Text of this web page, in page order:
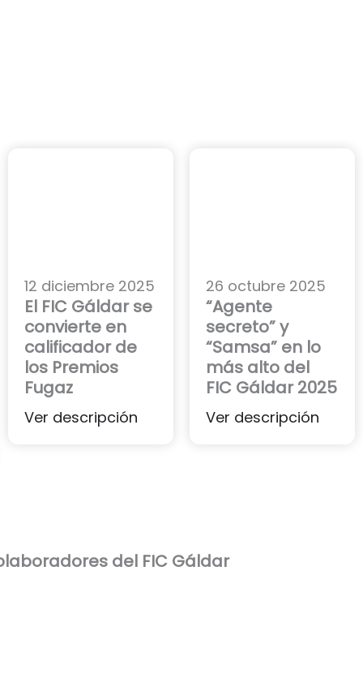
12 diciembre 2025
El FIC Gáldar se
convierte en
calificador de
los Premios
Fugaz
Ver descripción
26 octubre 2025
“Agente
secreto” y
“Samsa” en lo
más alto del
FIC Gáldar 2025
Ver descripción
del FIC Gáldar